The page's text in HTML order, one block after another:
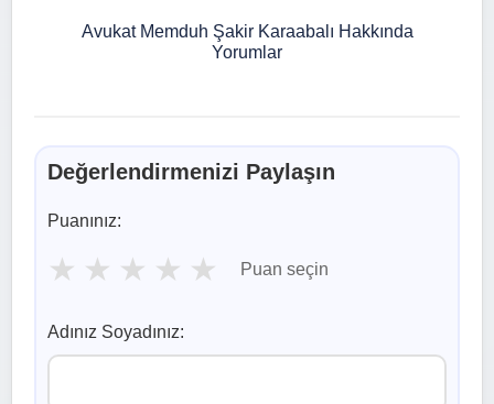
Avukat Memduh Şakir Karaabalı Hakkında
Yorumlar
Değerlendirmenizi Paylaşın
Puanınız:
★ ★ ★ ★ ★ Puan seçin
Adınız Soyadınız: